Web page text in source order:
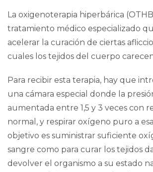
La oxigenoterapia hiperbárica
tratamiento médico especializado
acelerar la curación de ciertas
cuales los tejidos del cuerpo
Para recibir esta terapia, hay que
una cámara especial donde la
aumentada entre 1,5 y 3 veces con
normal, y respirar oxígeno puro a
objetivo es suministrar suficiente
sangre como para curar los tejidos
devolver el organismo a su estado